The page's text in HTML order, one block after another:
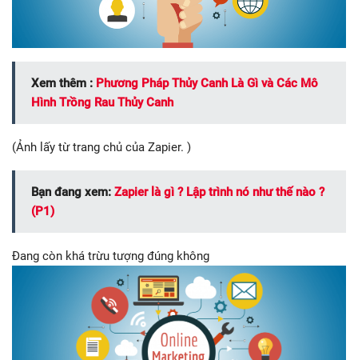
Xem thêm : Phương Pháp Thủy Canh Là Gì và Các Mô
Hình Trồng Rau Thủy Canh
(Ảnh lấy từ trang chủ của Zapier. )
Bạn đang xem: Zapier là gì ? Lập trình nó như thế nào ?
(P1)
Đang còn khá trừu tượng đúng không